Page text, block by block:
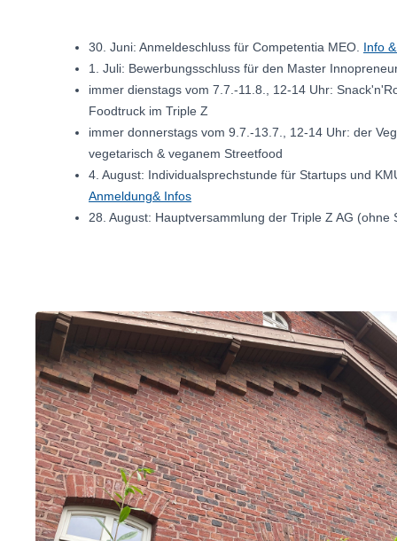
30. Juni: Anmeldeschluss für Competentia MEO. Info
1. Juli: Bewerbungsschluss für den Master
immer dienstags vom 7.7.-11.8., 12-14 Uhr:
Foodtruck im Triple Z
immer donnerstags vom 9.7.-13.7., 12-14 Uhr: der
vegetarisch & veganem Streetfood
4. August: Individualsprechstunde für Startups und
Anmeldung& Infos
28. August: Hauptversammlung der Triple Z AG (ohne